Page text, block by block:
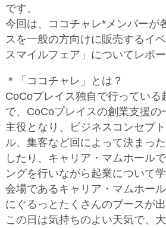
です。
今回は、ココチャレ*メンバーが
スを一般の方向けに販売するイ
スマイルフェア」についてレポ
＊「ココチャレ」とは？
CoCoプレイス独自で行っている
で、CoCoプレイスの創業支援の
主役となり、ビジネスコンセプ
ル、集客など回によって決まっ
したり、キャリア・マムホール
ングを行いながら起業について学
会場であるキャリア・マムホー
にぐるっとたくさんのブースが出
この日は気持ちのよい天気で、